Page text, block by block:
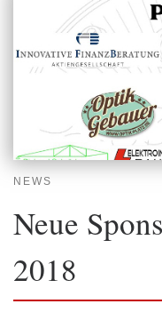
NEWS
Neue
2018